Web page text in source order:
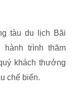
tàu du lịch Bãi
hành trình thăm
khách thưởng
chế biến.